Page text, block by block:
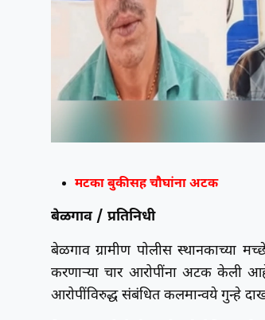
मटका बुकीसह चौघांना अटक
बेळगाव / प्रतिनिधी
बेळगाव ग्रामीण पोलीस स्थानकाच्या
करणाऱ्या चार आरोपींना अटक केली
आरोपींविरुद्ध संबंधित कलमान्वये गुन्हे